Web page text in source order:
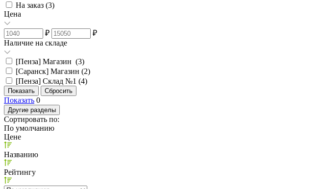
На заказ (3)
Цена
₽
₽
Наличие на складе
[Пенза] Магазин (3)
[Саранск] Магазин (2)
[Пенза] Склад №1 (4)
Показать 0
Другие разделы
Сортировать по:
По умолчанию
Цене
Названию
Рейтингу